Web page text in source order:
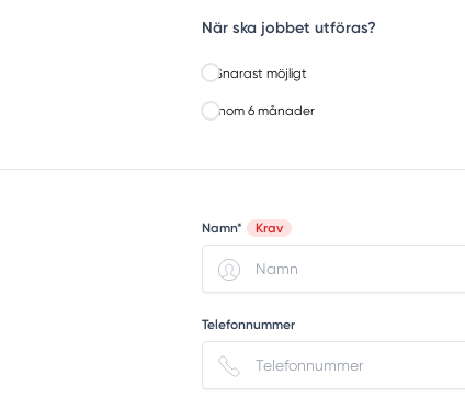
När ska jobbet utföras?
Snarast möjligt
Inom 6 månader
Namn* Krav
Telefonnummer